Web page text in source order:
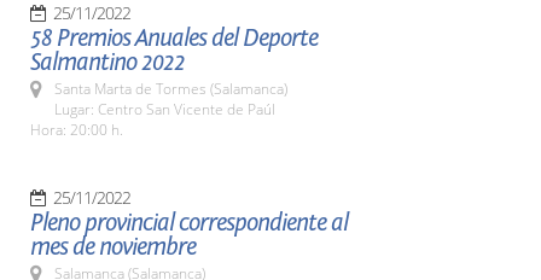
25/11/2022
58 Premios Anuales del Deporte
Salmantino 2022
Santa Marta de Tormes (Salamanca)
Lugar: Centro San Vicente de Paúl
Hora: 20:00 h.
25/11/2022
Pleno provincial correspondiente al
mes de noviembre
Salamanca (Salamanca)